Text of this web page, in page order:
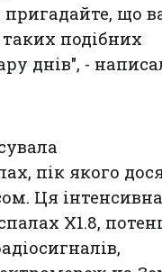
пригадайте, що
подібних
днів", -
пік якого
Ця інтенсивна
X1.8,